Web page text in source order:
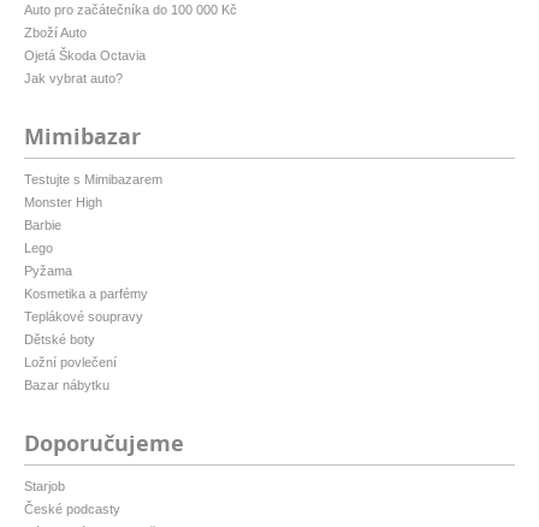
Auto pro začátečníka do 100 000 Kč
Zboží Auto
Ojetá Škoda Octavia
Jak vybrat auto?
Mimibazar
Testujte s Mimibazarem
Monster High
Barbie
Lego
Pyžama
Kosmetika a parfémy
Teplákové soupravy
Dětské boty
Ložní povlečení
Bazar nábytku
Doporučujeme
Starjob
České podcasty